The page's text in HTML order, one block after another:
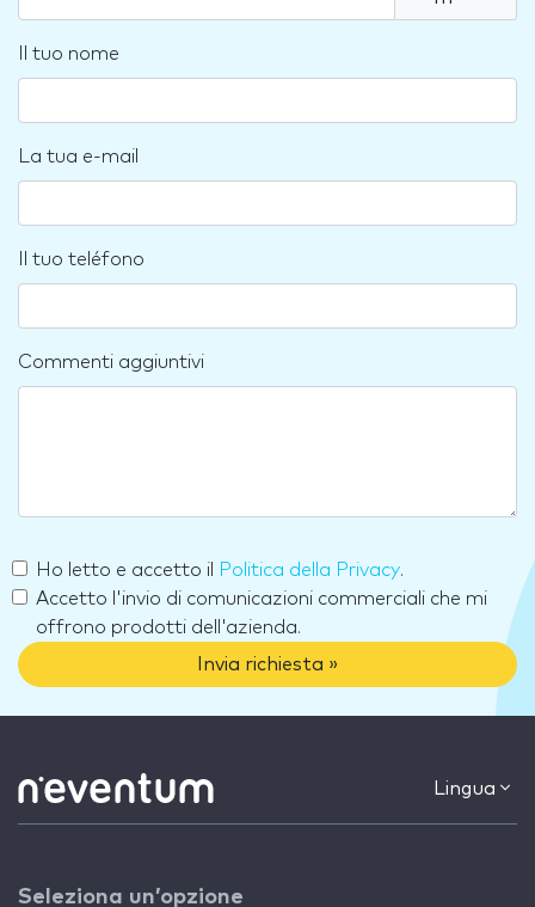
Il tuo nome
La tua e-mail
Il tuo teléfono
Commenti aggiuntivi
Ho letto e accetto il Politica della Privacy.
Accetto l'invio di comunicazioni commerciali che mi
offrono prodotti dell'azienda.
Invia richiesta »
Lingua
Seleziona un’opzione